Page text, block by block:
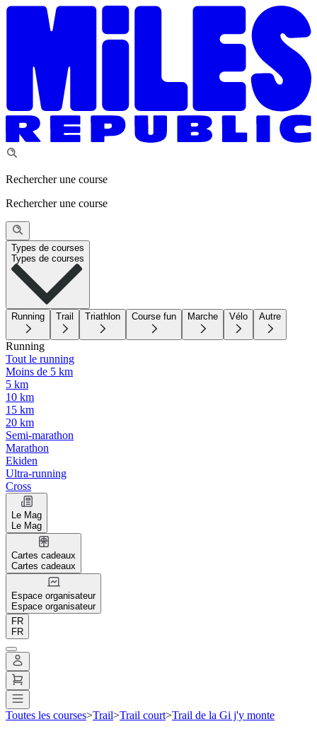
Rechercher une course
Rechercher une course
Types de courses
Types de courses
Running Trail Triathlon Course fun Marche Vélo Autre
Running
Tout le running
Moins de 5 km
5 km
10 km
15 km
20 km
Semi-marathon
Marathon
Ekiden
Ultra-running
Cross
Le Mag
Le Mag
Cartes cadeaux
Cartes cadeaux
Espace organisateur
Espace organisateur
FR
FR
Toutes les courses>Trail>Trail court>Trail de la Gi j'y monte